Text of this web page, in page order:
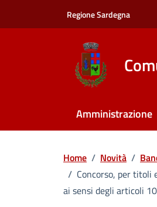
Regione Sardegna
Amministrazione
Home / Novità /
/ Concorso, per titoli
ai sensi degli articoli